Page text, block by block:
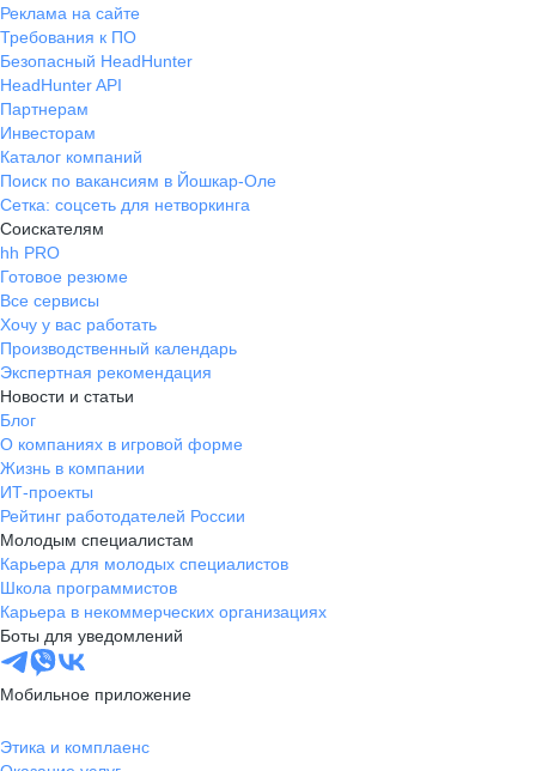
Реклама на сайте
Требования к ПО
Безопасный HeadHunter
HeadHunter API
Партнерам
Инвесторам
Каталог компаний
Поиск по вакансиям в Йошкар-Оле
Сетка: соцсеть для нетворкинга
Соискателям
hh PRO
Готовое резюме
Все сервисы
Хочу у вас работать
Производственный календарь
Экспертная рекомендация
Новости и статьи
Блог
О компаниях в игровой форме
Жизнь в компании
ИТ-проекты
Рейтинг работодателей России
Молодым специалистам
Карьера для молодых специалистов
Школа программистов
Карьера в некоммерческих организациях
Боты для уведомлений
Мобильное приложение
Этика и комплаенс